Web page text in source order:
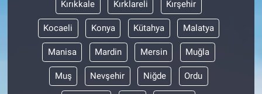
Kırıkkale Kırklareli Kırşehir
Kocaeli Konya Kütahya Malatya
Manisa Mardin Mersin Muğla
Muş Nevşehir Niğde Ordu